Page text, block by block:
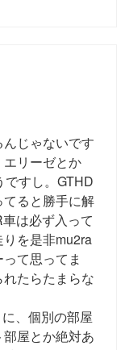
じゃないです
リーゼとか
すし。GTHD
ると勝手に解
は必ず入って
を是非mu2ra
て思ってま
たらたまらな
、個別の部屋
屋とか絶対あ